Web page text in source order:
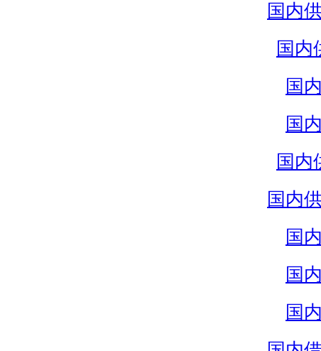
国内
国内
国
国
国内
国内
国
国
国